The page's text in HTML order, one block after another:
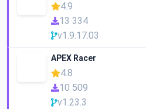
4.9
13 334
v1.9.17.03
APEX Racer
4.8
10 509
v1.23.3